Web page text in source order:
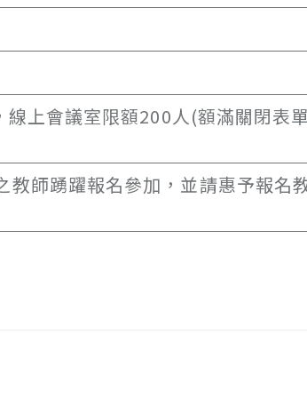
上會議室限額200人(額滿關閉表
師踴躍報名參加，並請惠予報名